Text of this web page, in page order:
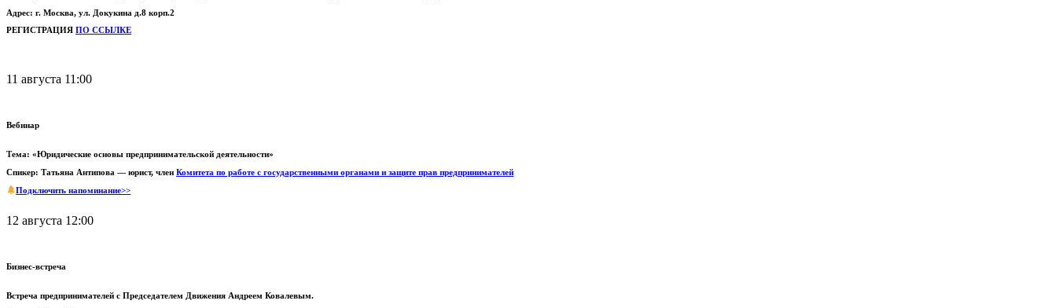
Адрес: г. Москва, ул. Докукина д.8 корп.2
РЕГИСТРАЦИЯ ПО ССЫЛКЕ
11 августа 11:00
Вебинар
Тема: «Юридические основы предпринимательской деятельности»
Спикер: Татьяна Антипова — юрист, член Комитета по работе с государственными органами и защите прав предпринимателей
Подключить напоминание>>
12 августа 12:00
Бизнес-встреча
Встреча предпринимателей с Председателем Движения Андреем Ковалевым.